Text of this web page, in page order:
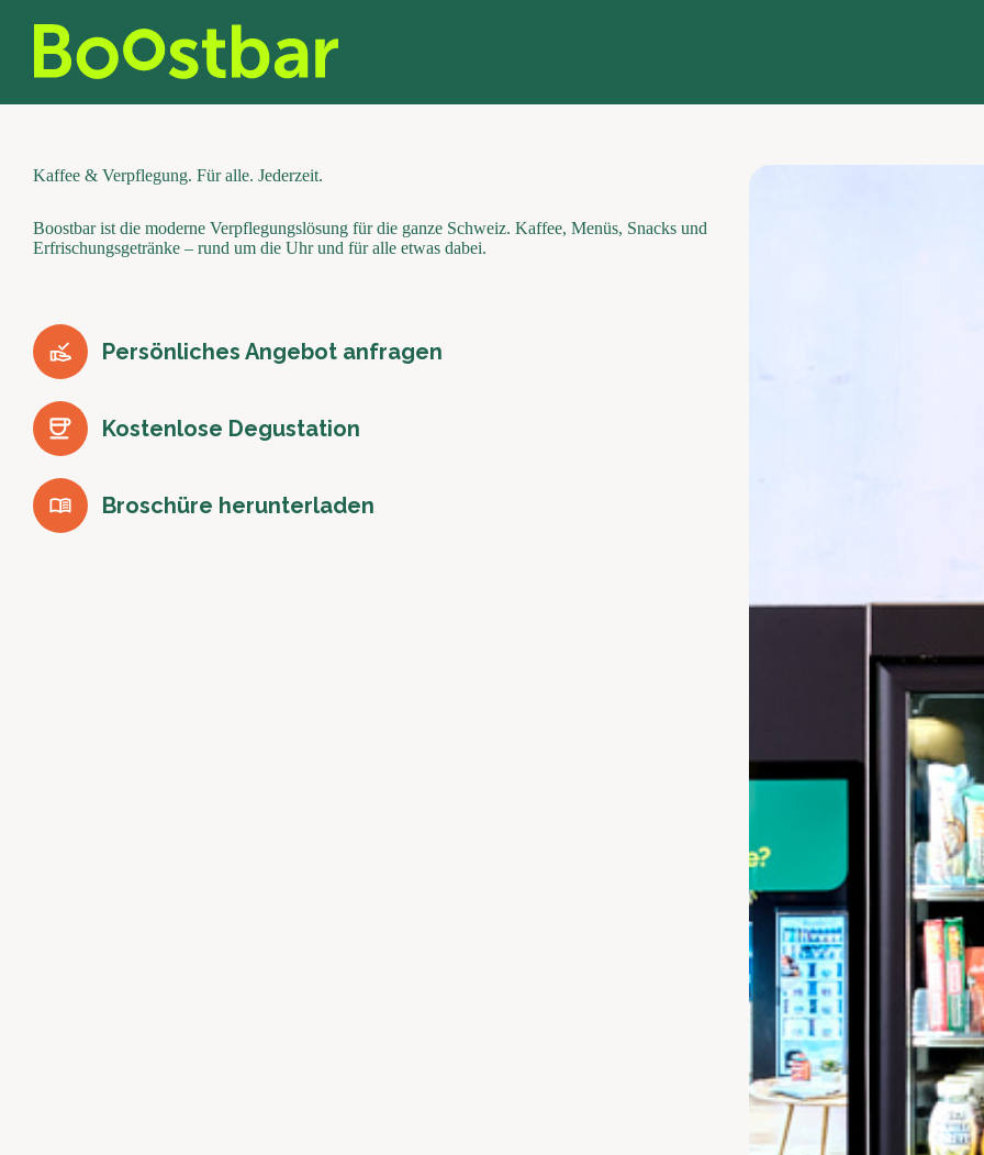
Inhalt
springen
Kaffee & Verpflegung. Für alle. Jederzeit.
Boostbar ist die moderne Verpflegungslösung für die ganze Schweiz. Kaffee, Menüs, Snacks und
Erfrischungsgetränke – rund um die Uhr und für alle etwas dabei.
Persönliches Angebot anfragen
Kostenlose Degustation
Broschüre herunterladen